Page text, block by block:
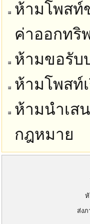
ห้ามโพสท์
ค่าออกทริ
ห้ามขอรับ
ห้ามโพสท์
ห้ามนำเส
กฎหมาย
ส่งภ